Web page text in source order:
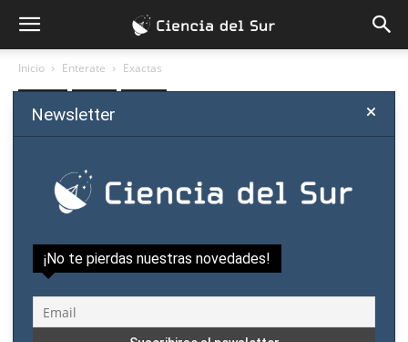
Inicio Enterate Exactas
“El científico que desea
ayudar a las futuras
generaciones debe escribir”
Newsletter
¡No te pierdas nuestras novedades!